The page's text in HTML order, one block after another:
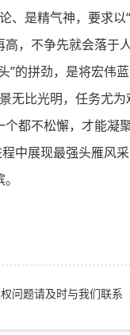
是精气神，要求以
，不争先就会落于
”的拼劲，是将宏伟
比光明，任务尤为
都不松懈，才能凝
中展现最强头雁风
问题请及时与我们联系